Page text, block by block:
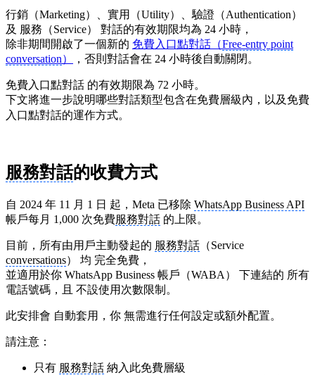
行銷（Marketing）、實用（Utility）、驗證（Authentication）
及 服務（Service） 對話的有效期限均為 24 小時，
除非期間開啟了一個新的 免費入口點對話（Free-entry point
conversation） ，否則對話會在 24 小時後自動關閉。
免費入口點對話 的有效期限為 72 小時。
下文將進一步說明哪些對話類型包含在免費層級內，以及免費
入口點對話的運作方式。
服務對話的收費方式
自 2024 年 11 月 1 日 起，Meta 已移除 WhatsApp Business API
帳戶每月 1,000 次免費服務對話 的上限。
目前，所有由用戶主動發起的 服務對話 （Service
conversations） 均 完全免費，
並適用於你 WhatsApp Business 帳戶（WABA） 下連結的 所有
電話號碼，且 不設使用次數限制。
此安排會 自動套用，你 無需進行任何設定或額外配置。
請注意：
只有 服務對話 納入此免費層級